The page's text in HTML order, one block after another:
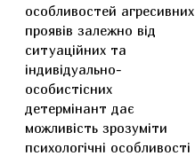
особливостей агресивних
проявів залежно від
ситуаційних та
індивідуально-
особистісних
детермінант дає
можливість зрозуміти
психологічні особливості